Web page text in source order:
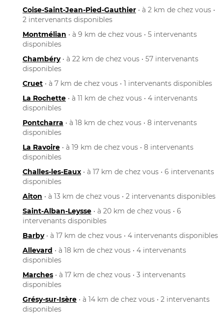
Coise-Saint-Jean-Pied-Gauthier • à 2 km de chez vous •
2 intervenants disponibles
Montmélian • à 9 km de chez vous • 5 intervenants
disponibles
Chambéry• à 22 km de chez vous • 57 intervenants
disponibles
Cruet • à 7 km de chez vous • 1 intervenants disponibles
La Rochette • à 11 km de chez vous • 4 intervenants
disponibles
Pontcharra • à 18 km de chez vous • 8 intervenants
disponibles
La Ravoire • à 19 km de chez vous • 8 intervenants
disponibles
Challes-les-Eaux • à 17 km de chez vous • 6 intervenants
disponibles
Aiton • à 13 km de chez vous • 2 intervenants disponibles
Saint-Alban-Leysse • à 20 km de chez vous • 6
intervenants disponibles
Barby• à 17 km de chez vous • 4 intervenants disponibles
Allevard • à 18 km de chez vous • 4 intervenants
disponibles
Marches • à 17 km de chez vous • 3 intervenants
disponibles
Grésy-sur-Isère • à 14 km de chez vous • 2 intervenants
disponibles